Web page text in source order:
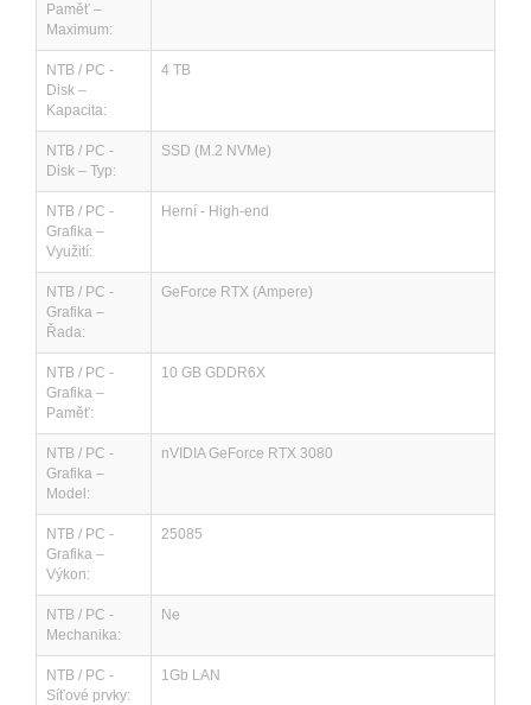
Paměť –
Maximum:
NTB / PC -
Disk –
Kapacita:
4 TB
NTB / PC -
Disk – Typ:
SSD (M.2 NVMe)
NTB / PC -
Grafika –
Využití:
Herní - High-end
NTB / PC -
Grafika –
Řada:
GeForce RTX (Ampere)
NTB / PC -
Grafika –
Paměť:
10 GB GDDR6X
NTB / PC -
Grafika –
Model:
nVIDIA GeForce RTX 3080
NTB / PC -
Grafika –
Výkon:
25085
NTB / PC -
Mechanika:
Ne
NTB / PC -
Síťové prvky:
1Gb LAN